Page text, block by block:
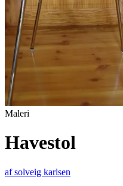
Maleri
Havestol
afsolveig karlsen